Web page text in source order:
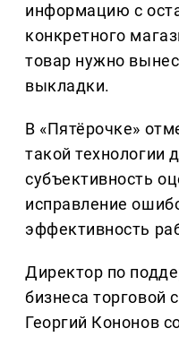
информацию с
конкретного
товар нужно
выкладки.
В «Пятёрочке»
такой технологии
субъективность
исправление
эффективность
Директор по
бизнеса торговой
Георгий Кононов